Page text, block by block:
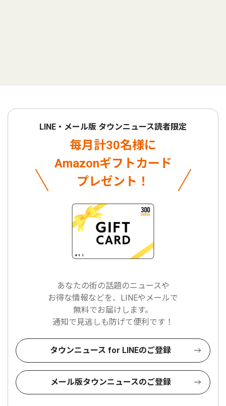
LINE・メール版 タウンニュース読者限定
毎月計30名様に
Amazonギフトカード
プレゼント！
あなたの街の話題のニュースや
お得な情報などを、LINEやメールで
無料でお届けします。
通知で見逃しも防げて便利です！
タウンニュース for LINEのご登録
メール版タウンニュースのご登録